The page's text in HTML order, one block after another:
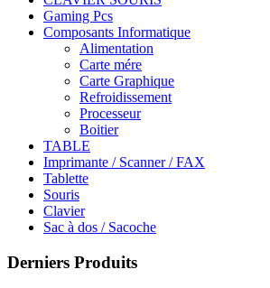
Gaming Pcs
Composants Informatique
Alimentation
Carte mére
Carte Graphique
Refroidissement
Processeur
Boitier
TABLE
Imprimante / Scanner / FAX
Tablette
Souris
Clavier
Sac à dos / Sacoche
Derniers Produits